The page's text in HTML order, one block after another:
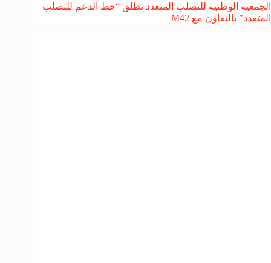
الجمعية الوطنية للتصلب المتعدد تطلق “خط الدعم للتصلب
المتعدد” بالتعاون مع M42